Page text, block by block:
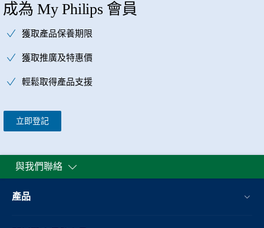
成為 My Philips 會員
獲取產品保養期限
獲取推廣及特惠價
輕鬆取得產品支援
立即登記
與我們聯絡
產品